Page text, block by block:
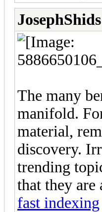
JosephShids
The many
manifold.
material,
discovery.
trending
that they are
fast indexing